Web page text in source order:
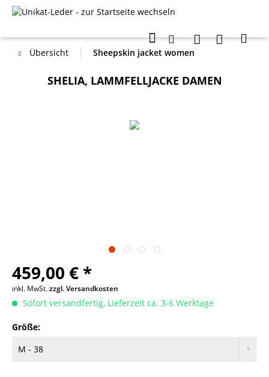
Übersicht Sheepskin jacket women
SHELIA, LAMMFELLJACKE DAMEN
459,00 € *
inkl. MwSt.zzgl. Versandkosten
Sofort versandfertig, Lieferzeit ca. 3-6 Werktage
Größe: